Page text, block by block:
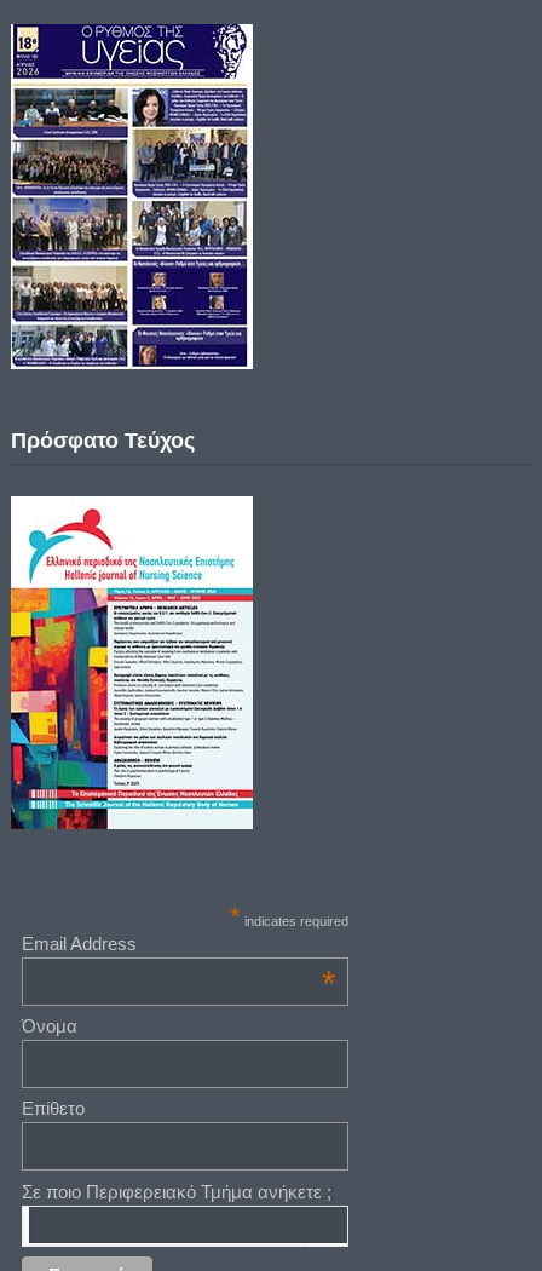
Πρόσφατο Τεύχος
* indicates required
Email Address
*
Όνομα
Επίθετο
Σε ποιο Περιφερειακό Τμήμα ανήκετε ;